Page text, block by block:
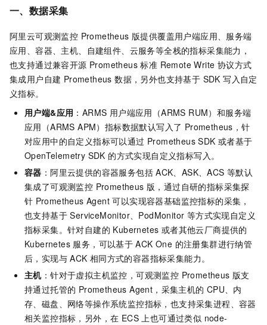
一、数据采集
阿里云可观测监控 Prometheus 版提供覆盖用户端应用、服务端
应用、容器、主机、自建组件、云服务等全栈的指标采集能力，
也支持通过兼容开源 Prometheus 标准 Remote Write 协议方式
集成用户自建 Prometheus 数据，另外也支持基于 SDK 写入自定
义指标。
用户端&应用 ：ARMS 用户端应用（ARMS RUM）和服务端
应用（ARMS APM）指标数据默认写入了 Prometheus，针
对应用中的自定义指标可以通过 Prometheus SDK 或者基于
OpenTelemetry SDK 的方式实现自定义指标写入。
容器 ：阿里云提供的容器服务包括 ACK、ASK、ACS 等默认
集成了可观测监控 Prometheus 版 ，通过自研的指标采集探
针 Prometheus Agent 可以实现容器基础监控指标的采集，
也支持基于 ServiceMonitor、PodMonitor 等方式实现自定义
指标采集。针对自建的 Kubernetes 或者其他云厂商提供的
Kubernetes 服务，可以基于 ACK One 的注册集群进行纳管
后，实现与 ACK 相同方式的容器指标采集能力。
主机：针对于虚拟主机监控，可观测监控 Prometheus 版支
持通过托管的 Prometheus Agent，采集主机的 CPU、内
存、磁盘、网络等操作系统监控指标，也支持采集进程、容器
相关监控指标，另外，在 ECS 上也可通过类似 node-